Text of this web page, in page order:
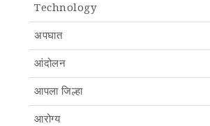
Technology
अपघात
आंदोलन
आपला जिल्हा
आरोग्य